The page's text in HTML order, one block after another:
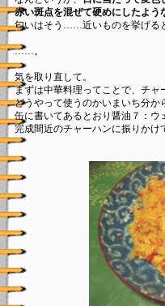
赤い斑点を混ぜて硬めにしたよう
匂いはそう……近いものを挙げる
……。
気を取り直して。
まずは中華料理ってことで、チャ
どうやって使うのかいまいち分か
缶に書いてあるとおり醤油７：ウ
完成間近のチャーハンに振りかけ